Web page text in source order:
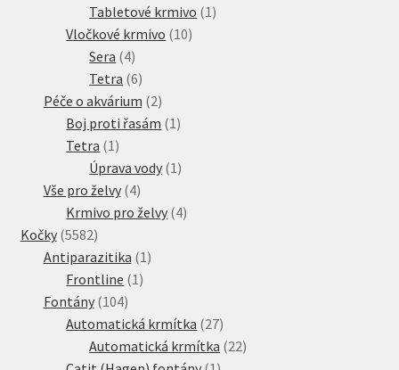
produkt
Tabletové krmivo 11
Vločkové krmivo 1010
Sera 44
produkty
Tetra 66
produktů
Péče o akvárium 22
produkty
Boj proti řasám 11
Tetra 11
produkt
Úprava vody 11
Vše pro želvy 44
produkty
Krmivo pro želvy 44
Kočky 55825582
produktů
Antiparazitika 11
Frontline 11
Fontány 104104
produktů
Automatická krmítka 2727
produktů
Automatická krmítka 2222